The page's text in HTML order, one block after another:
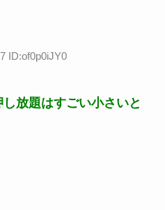
ID:of0p0iJY0
放題はすごい小さいと